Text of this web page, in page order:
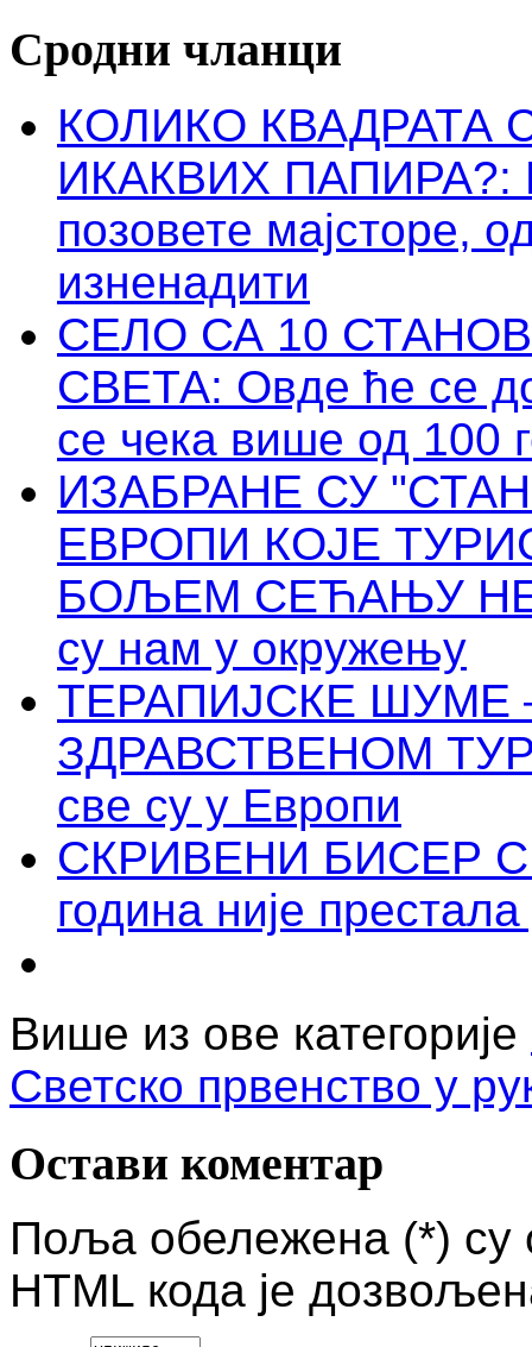
Сродни чланци
КОЛИКО КВАДРАТА
ИКАКВИХ ПАПИРА?:
позовете мајсторе,
изненадити
СЕЛО СА 10
СВЕТА: Овде ће се
се чека више од 100
ИЗАБРАНЕ СУ
ЕВРОПИ КОЈЕ
БОЉЕМ СЕЋАЊУ
су нам у окружењу
ТЕРАПИЈСКЕ ШУМЕ
ЗДРАВСТВЕНОМ
све су у Европи
СКРИВЕНИ БИСЕР
година није
Више из ове категорије
Светско првенство у
Остави коментар
Поља обележена (*) су
HTML кода је